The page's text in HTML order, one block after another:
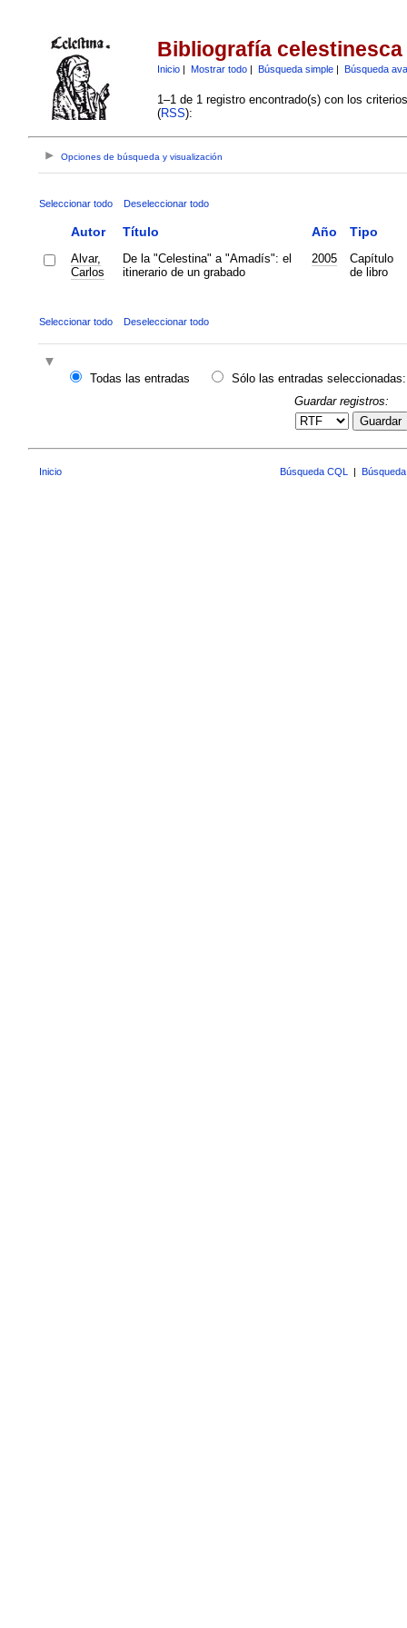
Bibliografía celestinesca
Inicio| Mostrar todo| Búsqueda simple| Búsqueda
1–1 de 1 registro encontrado(s) con los
(RSS):
Opciones de búsqueda y visualización
Seleccionar todo Deseleccionar todo
Autor Título Año Tipo
Alvar,
Carlos
De la "Celestina" a "Amadís": el
itinerario de un grabado
2005
Capítulo
de libro
Seleccionar todo Deseleccionar todo
Todas las entradas
Sólo las entradas seleccionadas:
Guardar registros:
Guardar
Inicio Búsqueda CQL